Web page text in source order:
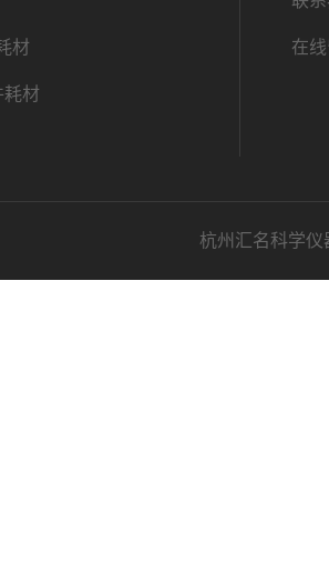
材
耗材
在
杭州汇名科学仪